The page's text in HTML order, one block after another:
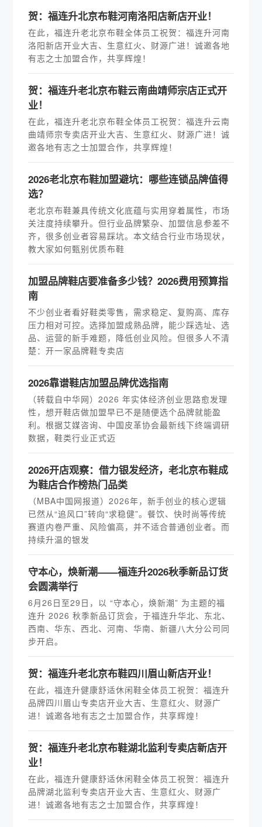
贺：福连升北京布鞋河南洛阳店新店开业！
在此，福连升老北京布鞋全体员工祝贺：福连升河南
洛阳新店开业大吉、生意红火、财源广进！诚邀各地
有志之士加盟合作，共享辉煌！
贺：福连升老北京布鞋云南曲靖师宗店正式开
业！
在此，福连升老北京布鞋全体员工祝贺：福连升云南
曲靖师宗专卖店开业大吉、生意红火、财源广进！诚
邀各地有志之士加盟合作，共享辉煌！
2026老北京布鞋加盟避坑：哪些连锁品牌值得
选？
老北京布鞋兼具传统文化底蕴与实用穿着属性，市场
关注度持续攀升。但行业品牌繁杂、加盟信息参差不
齐，很多创业者容易踩坑。本文结合行业市场现状，
教大家如何甄别优质布鞋
加盟品牌鞋店要准备多少钱？2026费用预算指
南
不少创业者看好鞋类零售，需求稳定、复购高、库存
压力相对可控。选择加盟成熟品牌，能少踩选址、选
品、运营的新手难题，降低创业风险。但很多人不清
楚：开一家品牌鞋专卖店
2026靠谱鞋店加盟品牌优选指南
（转载自中华网）2026 年实体经济创业思路愈发理
性，想开鞋店做加盟早已不是随便选个品牌就能盈
利。根据艾媒咨询、中国皮革协会最新线下终端调研
数据，鞋类行业正式迈
2026开店观察：借力银发经济，老北京布鞋成
为鞋店合作榜热门品类
（MBA中国网报道）2026年，新手创业的核心逻辑
已然从“追风口”转向“求稳健”。餐饮、快时尚等传统
赛道内卷严重、风险偏高，并不适合普通创业者。而
持续升温的银发
守本心，焕新潮——福连升2026秋季新品订货
会圆满举行
6月26日至29日，以 “守本心，焕新潮” 为主题的福
连升 2026 秋季新品订货会，于福连升华北、东北、
西南、华东、西北、河南、华南、新疆八大分公司同
步开启。
贺：福连升老北京布鞋四川眉山新店开业！
在此，福连升健康舒适休闲鞋全体员工祝贺：福连升
品牌四川眉山专卖店开业大吉、生意红火、财源广
进！诚邀各地有志之士加盟合作，共享辉煌！
贺：福连升老北京布鞋湖北监利专卖店新店开
业！
在此，福连升健康舒适休闲鞋全体员工祝贺：福连升
品牌湖北监利专卖店开业大吉、生意红火、财源广
进！诚邀各地有志之士加盟合作，共享辉煌！